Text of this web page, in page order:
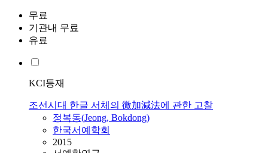
무료
기관내 무료
유료
KCI등재
조선시대 한글 서체의 微加減法에 관한 고찰
정복동(Jeong, Bokdong)
한국서예학회
2015